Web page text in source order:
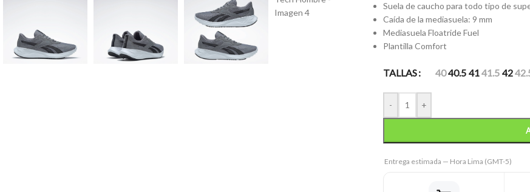
Suela de caucho para todo tipo de
Caída de la mediasuela: 9 mm
Mediasuela Floatride Fuel
Plantilla Comfort
TALLAS 4040.5 4141.5 42
- +
Entrega estimada — Hora Lima (GMT-5)